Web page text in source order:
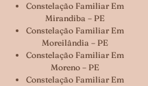
Constelação Familiar Em
Mirandiba – PE
Constelação Familiar Em
Moreilândia – PE
Constelação Familiar Em
Moreno – PE
Constelação Familiar Em